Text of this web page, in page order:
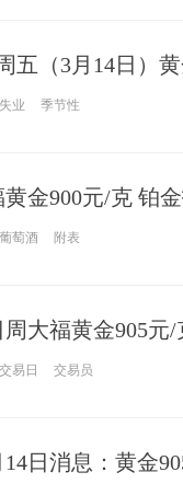
五（3月14日）
失业 季节性
金900元/克 铂
葡萄酒 附表
周大福黄金905元
交易日 交易员
日消息：黄金